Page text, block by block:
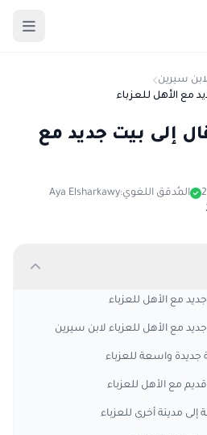
سيرين
مع الأهل للعزباء
إلى بيت جديد مع
المُدقق اللغوي:Aya Elsharkawy
مع الأهل للعزباء
مع الأهل للعزباء لابن سيرين
جديدة واسعة للعزباء
مع الأهل للعزباء
إلى مدينة أخرى للعزباء